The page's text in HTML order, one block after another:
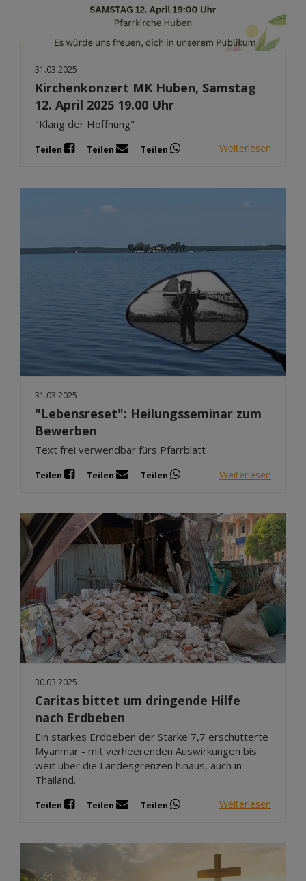
31.03.2025
Kirchenkonzert MK Huben, Samstag
12. April 2025 19.00 Uhr
"Klang der Hoffnung"
Teilen Teilen Teilen Weiterlesen
31.03.2025
"Lebensreset": Heilungsseminar zum
Bewerben
Text frei verwendbar fürs Pfarrblatt
Teilen Teilen Teilen Weiterlesen
30.03.2025
Caritas bittet um dringende Hilfe
nach Erdbeben
Ein starkes Erdbeben der Stärke 7,7 erschütterte
Myanmar - mit verheerenden Auswirkungen bis
weit über die Landesgrenzen hinaus, auch in
Thailand.
Teilen Teilen Teilen Weiterlesen